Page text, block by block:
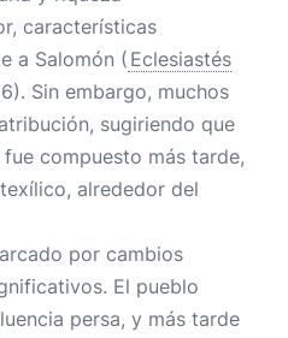
características
a Salomón ( Eclesiastés
Sin embargo, muchos
sugiriendo que
compuesto más tarde,
alrededor del
por cambios
El pueblo
persa, y más tarde